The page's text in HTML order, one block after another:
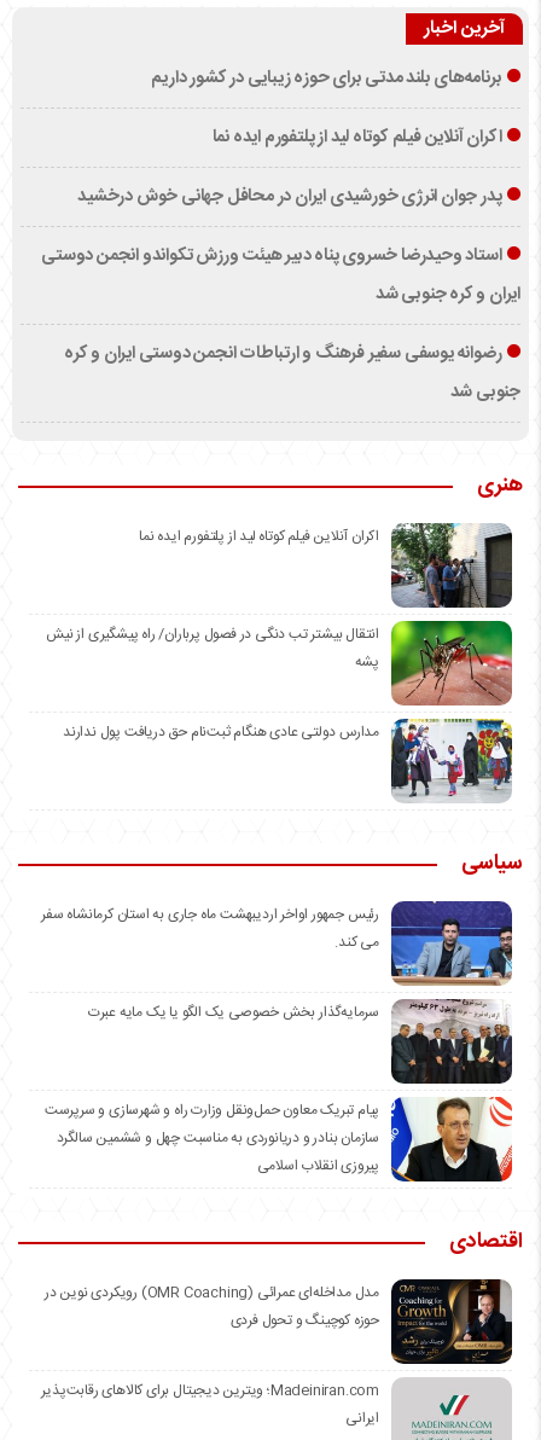
آخرین اخبار
برنامه‌های بلند مدتی برای حوزه زیبایی در کشور داریم
اکران آنلاین فیلم کوتاه لید از پلتفورم ایده نما
پدر جوان انرژی خورشیدی ایران در محافل جهانی خوش درخشید
استاد وحیدرضا خسروی پناه دبیر هیئت ورزش تکواندو انجمن دوستی
ایران و کره جنوبی شد
رضوانه یوسفی سفیر فرهنگ و ارتباطات انجمن دوستی ایران و کره
جنوبی شد
هنری
اکران آنلاین فیلم کوتاه لید از پلتفورم ایده نما
انتقال بیشتر تب دنگی در فصول پرباران/ راه پیشگیری از نیش
پشه
مدارس دولتی عادی هنگام ثبت‌نام حق دریافت پول ندارند
سیاسی
رئیس جمهور اواخر اردیبهشت ماه جاری به استان کرمانشاه سفر
می کند.
سرمایه‌گذار بخش خصوصی یک الگو یا یک مایه عبرت
️پیام تبریک معاون حمل‌ونقل وزارت راه و شهرسازی و سرپرست
سازمان بنادر و دریانوردی به مناسبت چهل و ششمین سالگرد
پیروزی انقلاب اسلامی
اقتصادی
مدل مداخله‌ای عمرائی (OMR Coaching) رویکردی نوین در
حوزه کوچینگ و تحول فردی
Madeiniran.com؛ ویترین دیجیتال برای کالاهای رقابت‌پذیر
ایرانی